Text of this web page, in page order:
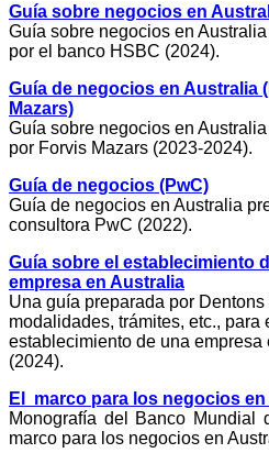
Guía sobre negocios en
Guía sobre negocios en
por el banco HSBC (2024).
Guía de negocios en Australia
Mazars)
Guía sobre negocios en
por Forvis Mazars (2023-2024).
Guía de negocios (PwC)
Guía de negocios en Australia
consultora PwC (2022).
Guía sobre el establecimiento
empresa en Australia
Una guía preparada por
modalidades, trámites, etc., para
establecimiento de una empresa
(2024).
El marco para los negocios
Monografía del Banco Mundial
marco para los negocios en